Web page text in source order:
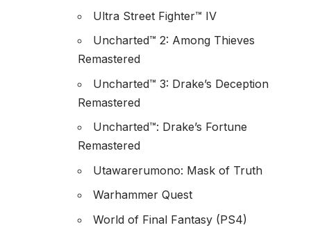
Ultra Street Fighter™ IV
Uncharted™ 2: Among Thieves
Remastered
Uncharted™ 3: Drake’s Deception
Remastered
Uncharted™: Drake’s Fortune
Remastered
Utawarerumono: Mask of Truth
Warhammer Quest
World of Final Fantasy (PS4)